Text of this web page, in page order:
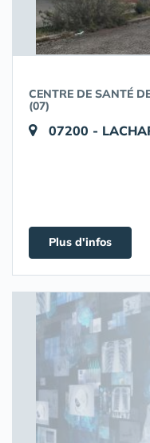
CENTRE DE SANTÉ
(07)
07200 -
Plus d'infos